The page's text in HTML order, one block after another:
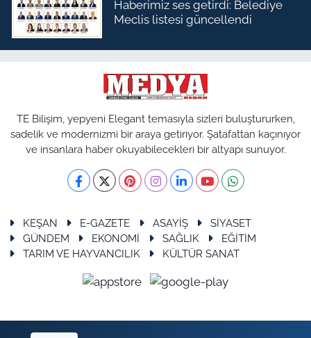
Haberimiz ses getirdi: Belediye
Meclis listesi güncellendi
TE Bilişim, yepyeni Elegant temasıyla sizleri buluştururken,
sadelik ve modernizmi bir araya getiriyor. Şatafattan kaçınıyor
ve insanlara haber okuyabilecekleri bir altyapı sunuyor.
KEŞAN E-GAZETE ASAYİŞ
SİYASET
GÜNDEM
EKONOMİ SAĞLIK
EĞİTİM
TARIM VE HAYVANCILIK
KÜLTÜR SANAT